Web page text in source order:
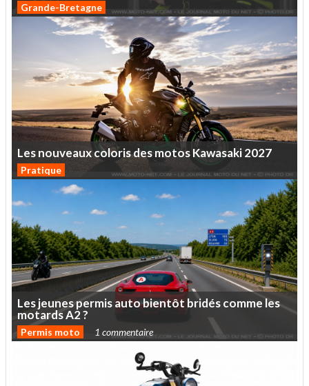
Grande-Bretagne
LesnouveauxcolorisdesmotosKawasaki2027
Pratique
Lesjeunespermisautobientôt bridéscommeles
motardsA2?
Permis moto 1 commentaire